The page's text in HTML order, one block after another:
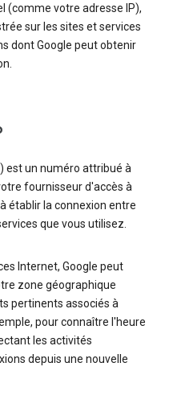
(comme votre adresse IP),
sur les sites et services
dont Google peut obtenir
est un numéro attribué à
fournisseur d'accès à
établir la connexion entre
que vous utilisez.
Internet, Google peut
zone géographique
pertinents associés à
pour connaître l'heure
les activités
depuis une nouvelle